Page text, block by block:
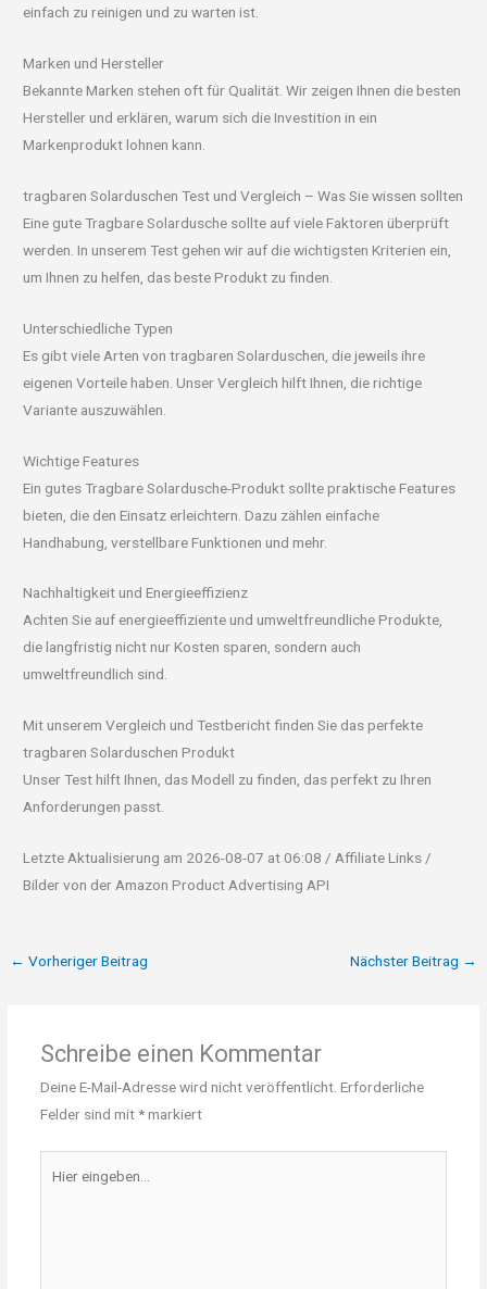
einfach zu reinigen und zu warten ist.
Marken und Hersteller
Bekannte Marken stehen oft für Qualität. Wir zeigen Ihnen die besten
Hersteller und erklären, warum sich die Investition in ein
Markenprodukt lohnen kann.
tragbaren Solarduschen Test und Vergleich – Was Sie wissen sollten
Eine gute Tragbare Solardusche sollte auf viele Faktoren überprüft
werden. In unserem Test gehen wir auf die wichtigsten Kriterien ein,
um Ihnen zu helfen, das beste Produkt zu finden.
Unterschiedliche Typen
Es gibt viele Arten von tragbaren Solarduschen, die jeweils ihre
eigenen Vorteile haben. Unser Vergleich hilft Ihnen, die richtige
Variante auszuwählen.
Wichtige Features
Ein gutes Tragbare Solardusche-Produkt sollte praktische Features
bieten, die den Einsatz erleichtern. Dazu zählen einfache
Handhabung, verstellbare Funktionen und mehr.
Nachhaltigkeit und Energieeffizienz
Achten Sie auf energieeffiziente und umweltfreundliche Produkte,
die langfristig nicht nur Kosten sparen, sondern auch
umweltfreundlich sind.
Mit unserem Vergleich und Testbericht finden Sie das perfekte
tragbaren Solarduschen Produkt
Unser Test hilft Ihnen, das Modell zu finden, das perfekt zu Ihren
Anforderungen passt.
Letzte Aktualisierung am 2026-08-07 at 06:08 / Affiliate Links /
Bilder von der Amazon Product Advertising API
← Vorheriger Beitrag Nächster Beitrag →
Schreibe einen Kommentar
Deine E-Mail-Adresse wird nicht veröffentlicht. Erforderliche
Felder sind mit*markiert
eingeben…